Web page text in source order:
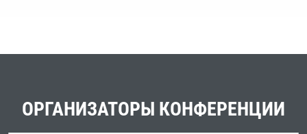
ОРГАНИЗАТОРЫ КОНФЕРЕНЦИИ